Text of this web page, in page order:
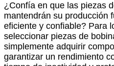
¿Confía en que las piezas
mantendrán su producción
eficiente y confiable? Para
seleccionar piezas de
simplemente adquirir
garantizar un rendimiento